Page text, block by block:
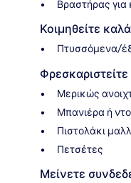
Βραστήρας
Κοιμηθείτε καλά
Πτυσσόμενα/
Φρεσκαριστείτε
Μερικώς
Μπανιέρα ή
Πιστολάκι
Πετσέτες
Μείνετε